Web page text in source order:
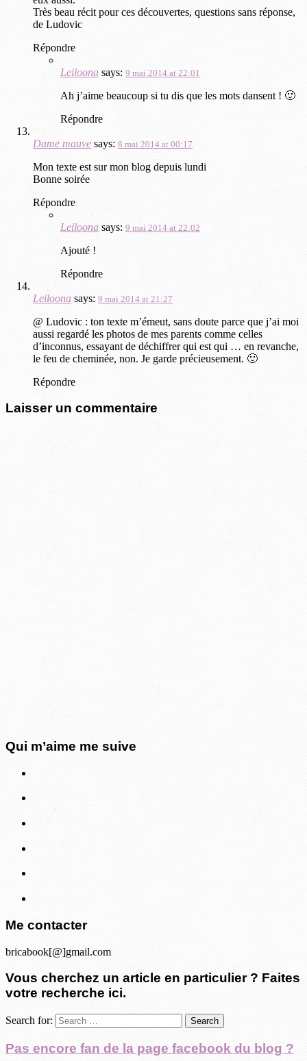
Très beau récit pour ces découvertes, questions sans réponse,
de Ludovic
Répondre
Leiloona says: 9 mai 2014 at 22:01
Ah j’aime beaucoup si tu dis que les mots dansent ! 🙂
Répondre
Dame mauve says: 8 mai 2014 at 00:17
Mon texte est sur mon blog depuis lundi
Bonne soirée
Répondre
Leiloona says: 9 mai 2014 at 22:02
Ajouté !
Répondre
Leiloona says: 9 mai 2014 at 21:27
@ Ludovic : ton texte m’émeut, sans doute parce que j’ai moi
aussi regardé les photos de mes parents comme celles
d’inconnus, essayant de déchiffrer qui est qui … en revanche,
le feu de cheminée, non. Je garde précieusement. 🙂
Répondre
Laisser un commentaire
Qui m’aime me suive
Me contacter
bricabook[@]gmail.com
Vous cherchez un article en particulier ? Faites
votre recherche ici.
Search for:
Pas encore fan de la page facebook du blog ?